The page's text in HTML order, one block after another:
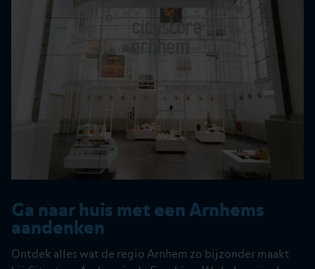
Ga naar huis met een Arnhems
aandenken
Ontdek alles wat de regio Arnhem zo bijzonder maakt